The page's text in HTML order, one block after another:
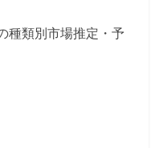
種類別市場推定・予